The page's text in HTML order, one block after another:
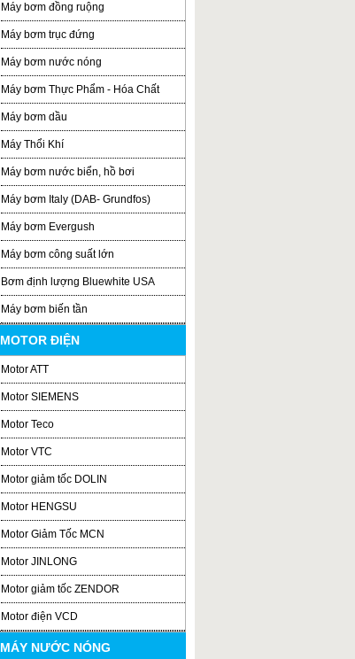
Máy bơm đồng ruộng
Máy bơm trục đứng
Máy bơm nước nóng
Máy bơm Thực Phẩm - Hóa Chất
Máy bơm dầu
Máy Thổi Khí
Máy bơm nước biển, hồ bơi
Máy bơm Italy (DAB- Grundfos)
Máy bơm Evergush
Máy bơm công suất lớn
Bơm định lượng Bluewhite USA
Máy bơm biến tần
MOTOR ĐIỆN
Motor ATT
Motor SIEMENS
Motor Teco
Motor VTC
Motor giảm tốc DOLIN
Motor HENGSU
Motor Giảm Tốc MCN
Motor JINLONG
Motor giảm tốc ZENDOR
Motor điện VCD
MÁY NƯỚC NÓNG